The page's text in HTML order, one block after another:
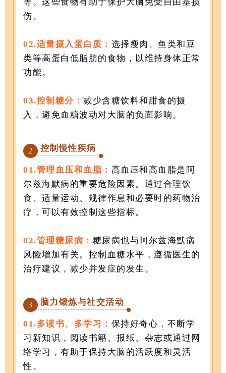
等。这些食物有助于保护大脑免受自由基损
伤。
02.适量摄入蛋白质： 选择瘦肉、鱼类和豆
类等高蛋白低脂肪的食物，以维持身体正常
功能。
03.控制糖分：减少含糖饮料和甜食的摄
入，避免血糖波动对大脑的负面影响。
2 控制慢性疾病
01.管理血压和血脂： 高血压和高血脂是阿
尔兹海默病的重要危险因素。通过合理饮
食、适量运动、规律作息和必要时的药物治
疗，可以有效控制这些指标。
02.管理糖尿病： 糖尿病也与阿尔兹海默病
风险增加有关。控制血糖水平，遵循医生的
治疗建议，减少并发症的发生。
3 脑力锻炼与社交活动
01.多读书、多学习： 保持好奇心，不断学
习新知识，阅读书籍、报纸、杂志或通过网
络学习，有助于保持大脑的活跃度和灵活
性。